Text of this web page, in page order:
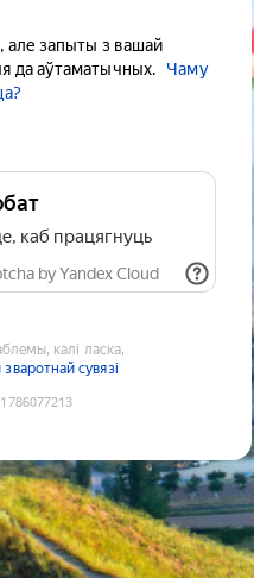
але запыты з вашай
да аўтаматычных.
Чаму
каб працягнуць
by Yandex Cloud
калі ласка,
сувязі
1786077213